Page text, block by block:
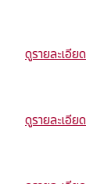
ดูรายละเอียด
ดูรายละเอียด